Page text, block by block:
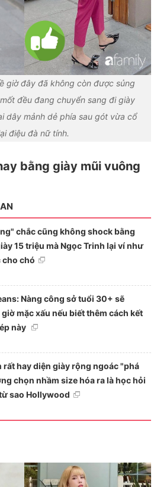
giờ đây đã không còn được sủng
đều đang chuyển sang đi giày
dây mảnh dẻ phía sau gót vừa cổ
điệu đà nữ tính.
bằng giày mũi vuông
chắc cũng không shock bằng
15 triệu mà Ngọc Trinh lại ví như
cho chó
Nàng công sở tuổi 30+ sẽ
mặc xấu nếu biết thêm cách kết
này
rất hay diện giày rộng ngoác "phá
chọn nhầm size hóa ra là học hỏi
sao Hollywood